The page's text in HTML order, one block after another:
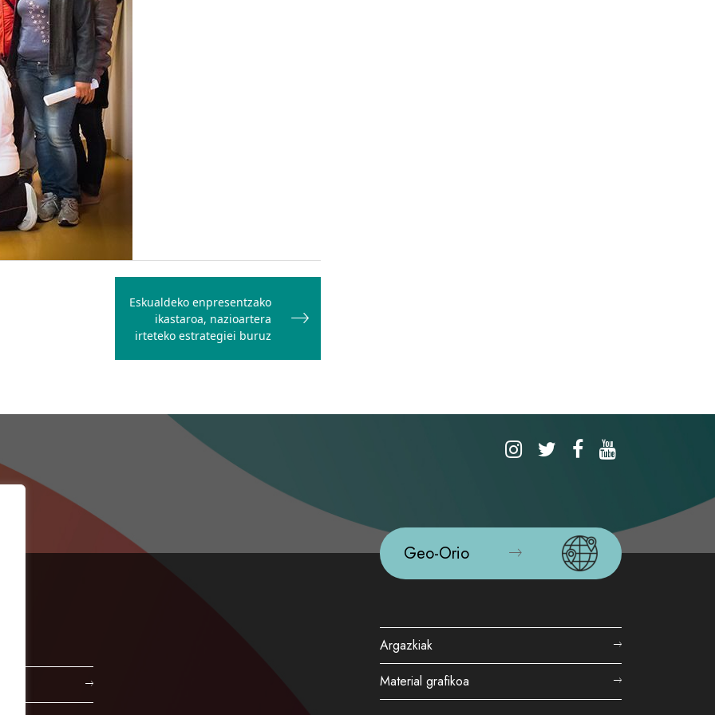
Eskualdeko enpresentzako
ikastaroa, nazioartera
irteteko estrategiei buruz
Geo-Orio
Argazkiak
Material grafikoa